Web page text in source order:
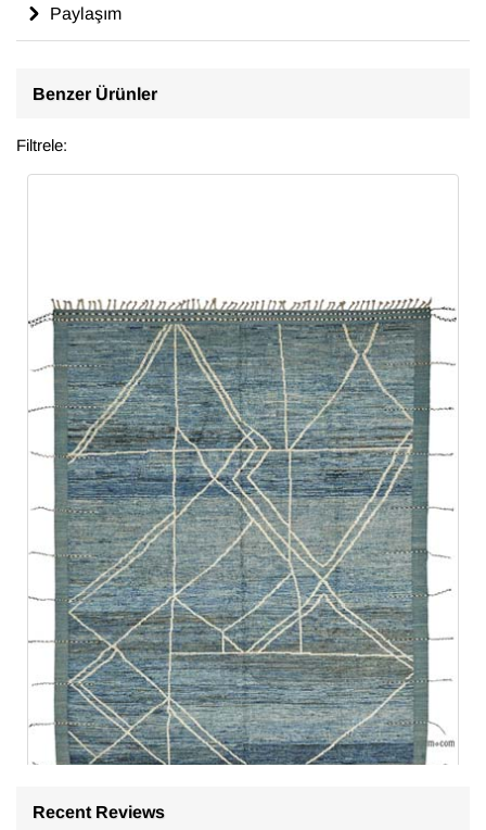
Paylaşım
Benzer Ürünler
Filtrele:
Recent Reviews